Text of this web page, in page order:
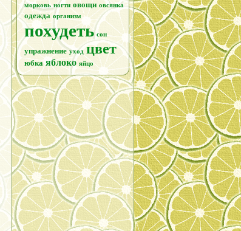
морковь ногти овощи овсянка
одежда организм
похудеть сон
упражнение уход цвет
юбка яблоко яйцо